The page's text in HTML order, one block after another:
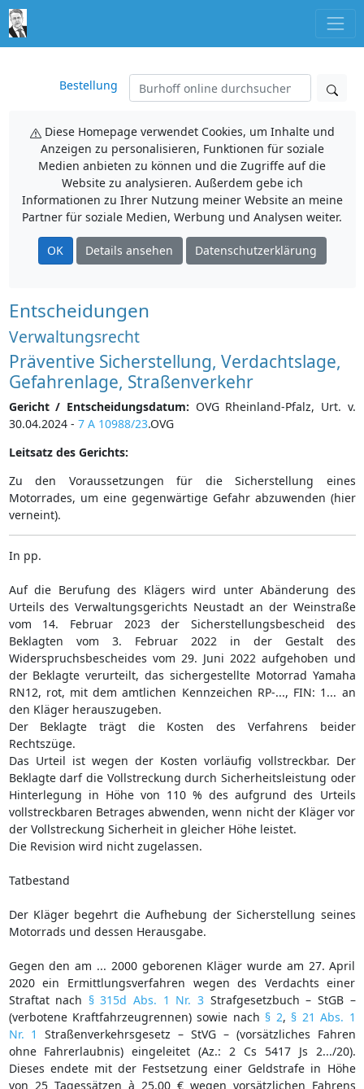
Bestellung
Diese Homepage verwendet Cookies, um Inhalte und
Anzeigen zu personalisieren, Funktionen für soziale
Medien anbieten zu können und die Zugriffe auf die
Website zu analysieren. Außerdem gebe ich
Informationen zu Ihrer Nutzung meiner Website an meine
Partner für soziale Medien, Werbung und Analysen weiter.
OK Details ansehen Datenschutzerklärung
Entscheidungen
Verwaltungsrecht
Präventive Sicherstellung, Verdachtslage,
Gefahrenlage, Straßenverkehr
Gericht / Entscheidungsdatum: OVG Rheinland-Pfalz, Urt. v.
30.04.2024 - 7 A 10988/23.OVG
Leitsatz des Gerichts:
Zu den Voraussetzungen für die Sicherstellung eines
Motorrades, um eine gegenwärtige Gefahr abzuwenden (hier
verneint).
In pp.
Auf die Berufung des Klägers wird unter Abänderung des
Urteils des Verwaltungsgerichts Neustadt an der Weinstraße
vom 14. Februar 2023 der Sicherstellungsbescheid des
Beklagten vom 3. Februar 2022 in der Gestalt des
Widerspruchsbescheides vom 29. Juni 2022 aufgehoben und
der Beklagte verurteilt, das sichergestellte Motorrad Yamaha
RN12, rot, mit dem amtlichen Kennzeichen RP-..., FIN: 1... an
den Kläger herauszugeben.
Der Beklagte trägt die Kosten des Verfahrens beider
Rechtszüge.
Das Urteil ist wegen der Kosten vorläufig vollstreckbar. Der
Beklagte darf die Vollstreckung durch Sicherheitsleistung oder
Hinterlegung in Höhe von 110 % des aufgrund des Urteils
vollstreckbaren Betrages abwenden, wenn nicht der Kläger vor
der Vollstreckung Sicherheit in gleicher Höhe leistet.
Die Revision wird nicht zugelassen.
Tatbestand
Der Kläger begehrt die Aufhebung der Sicherstellung seines
Motorrads und dessen Herausgabe.
Gegen den am ... 2000 geborenen Kläger wurde am 27. April
2020 ein Ermittlungsverfahren wegen des Verdachts einer
Straftat nach § 315d Abs. 1 Nr. 3Strafgesetzbuch – StGB –
(verbotene Kraftfahrzeugrennen) sowie nach § 2, § 21 Abs. 1
Nr. 1
Straßenverkehrsgesetz – StVG – (vorsätzliches Fahren
ohne Fahrerlaubnis) eingeleitet (Az.: 2 Cs 5417 Js 2.../20).
Dieses endete mit der Festsetzung einer Geldstrafe in Höhe
von 25 Tagessätzen à 25,00 € wegen vorsätzlichen Fahrens